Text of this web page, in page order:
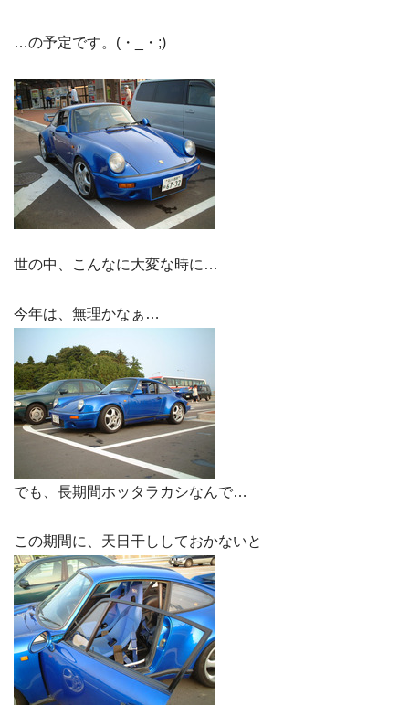
…の予定です。(・_・;)
世の中、こんなに大変な時に…
今年は、無理かなぁ…
でも、長期間ホッタラカシなんで…
この期間に、天日干ししておかないと